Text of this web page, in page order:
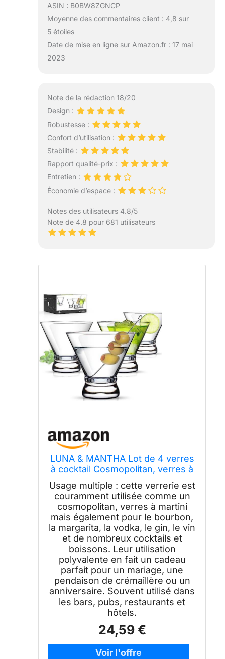
ASIN : B0BW8ZGNCP
Moyenne des commentaires client : 4,8 sur
5 étoiles
Date de mise en ligne sur Amazon.fr : 17 mai
2023
Note de la rédaction 18/20
Design :
Robustesse :
Confort d’utilisation :
Stabilité :
Rapport qualité-prix :
Entretien :
Économie d’espace :
Notes des utilisateurs 4.8/5
Note de 4.8 pour 681 utilisateurs
LUNA & MANTHA Lot de 4 verres
à cocktail Cosmopolitan, verres à
martini avec base lourde – Verres
parfaits pour la maison, le bar, le
restaurant, les fêtes – Beau
cadeau de pendaison de
crémaillère
Usage multiple : cette verrerie est
couramment utilisée comme un
cosmopolitan, verres à martini
mais également pour le bourbon,
la margarita, la vodka, le gin, le vin
et de nombreux cocktails et
boissons. Leur utilisation
polyvalente en fait un cadeau
parfait pour un mariage, une
pendaison de crémaillère ou un
anniversaire. Souvent utilisé dans
les bars, pubs, restaurants et
hôtels.
24,59 €